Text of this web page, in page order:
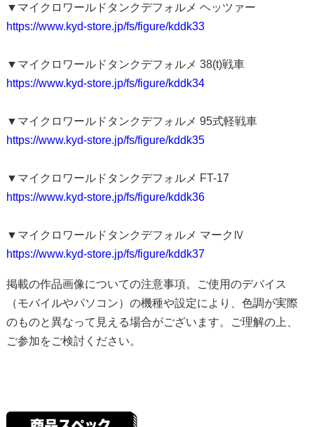
▼マイクロワールドタンクデフォルメ ヘッツァー
https://www.kyd-store.jp/fs/figure/kddk33
▼マイクロワールドタンクデフォルメ 38(t)戦車
https://www.kyd-store.jp/fs/figure/kddk34
▼マイクロワールドタンクデフォルメ 95式軽戦車
https://www.kyd-store.jp/fs/figure/kddk35
▼マイクロワールドタンクデフォルメ FT-17
https://www.kyd-store.jp/fs/figure/kddk36
▼マイクロワールドタンクデフォルメ マークⅣ
https://www.kyd-store.jp/fs/figure/kddk37
掲載の作品画像についての注意事項。ご使用のデバイス
（モバイルやパソコン）の機種や設定により、色調が実際
のものと異なって見える場合がございます。ご理解の上、
ご参加をご検討ください。